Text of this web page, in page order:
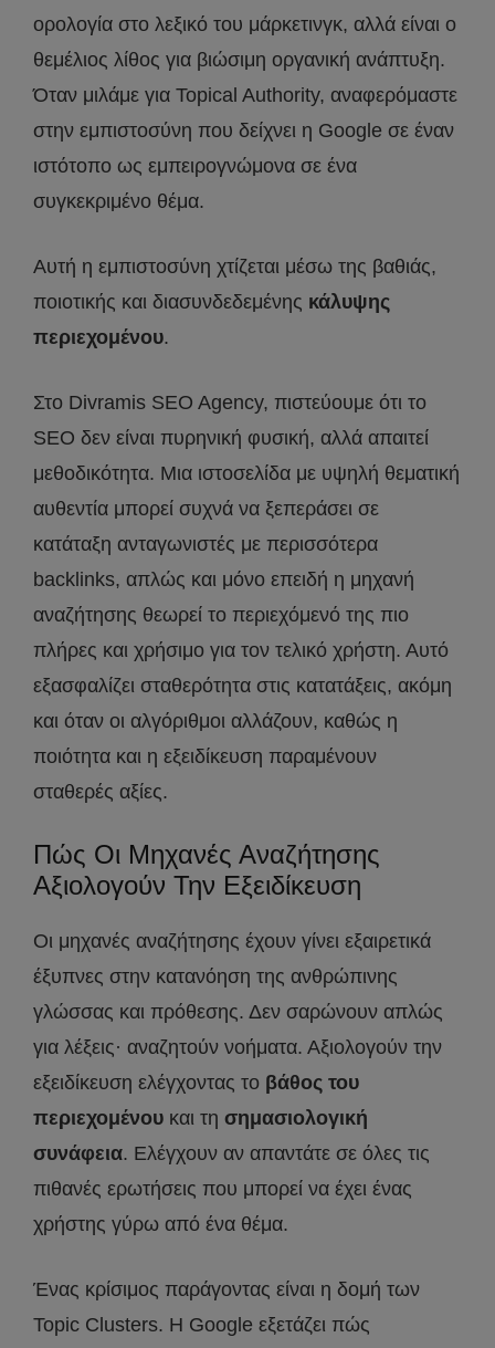
ορολογία στο λεξικό του μάρκετινγκ, αλλά είναι ο
θεμέλιος λίθος για βιώσιμη οργανική ανάπτυξη.
Όταν μιλάμε για Topical Authority, αναφερόμαστε
στην εμπιστοσύνη που δείχνει η Google σε έναν
ιστότοπο ως εμπειρογνώμονα σε ένα
συγκεκριμένο θέμα.
Αυτή η εμπιστοσύνη χτίζεται μέσω της βαθιάς,
ποιοτικής και διασυνδεδεμένης κάλυψης
περιεχομένου.
Στο Divramis SEO Agency, πιστεύουμε ότι το
SEO δεν είναι πυρηνική φυσική, αλλά απαιτεί
μεθοδικότητα. Μια ιστοσελίδα με υψηλή θεματική
αυθεντία μπορεί συχνά να ξεπεράσει σε
κατάταξη ανταγωνιστές με περισσότερα
backlinks, απλώς και μόνο επειδή η μηχανή
αναζήτησης θεωρεί το περιεχόμενό της πιο
πλήρες και χρήσιμο για τον τελικό χρήστη. Αυτό
εξασφαλίζει σταθερότητα στις κατατάξεις, ακόμη
και όταν οι αλγόριθμοι αλλάζουν, καθώς η
ποιότητα και η εξειδίκευση παραμένουν
σταθερές αξίες.
Πώς Οι Μηχανές Αναζήτησης
Αξιολογούν Την Εξειδίκευση
Οι μηχανές αναζήτησης έχουν γίνει εξαιρετικά
έξυπνες στην κατανόηση της ανθρώπινης
γλώσσας και πρόθεσης. Δεν σαρώνουν απλώς
για λέξεις· αναζητούν νοήματα. Αξιολογούν την
εξειδίκευση ελέγχοντας το βάθος του
περιεχομένου και τη σημασιολογική
συνάφεια. Ελέγχουν αν απαντάτε σε όλες τις
πιθανές ερωτήσεις που μπορεί να έχει ένας
χρήστης γύρω από ένα θέμα.
Ένας κρίσιμος παράγοντας είναι η δομή των
Topic Clusters. Η Google εξετάζει πώς